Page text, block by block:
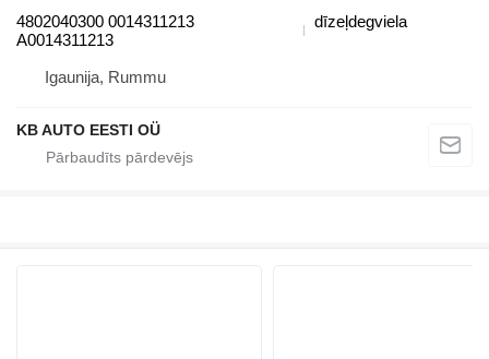
4802040300 0014311213
A0014311213
dīzeļdegviela
Igaunija, Rummu
KB AUTO EESTI OÜ